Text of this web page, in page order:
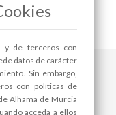
y de terceros con
datos de carácter
Sin embargo,
con políticas de
Alhama de Murcia
acceda a ellos